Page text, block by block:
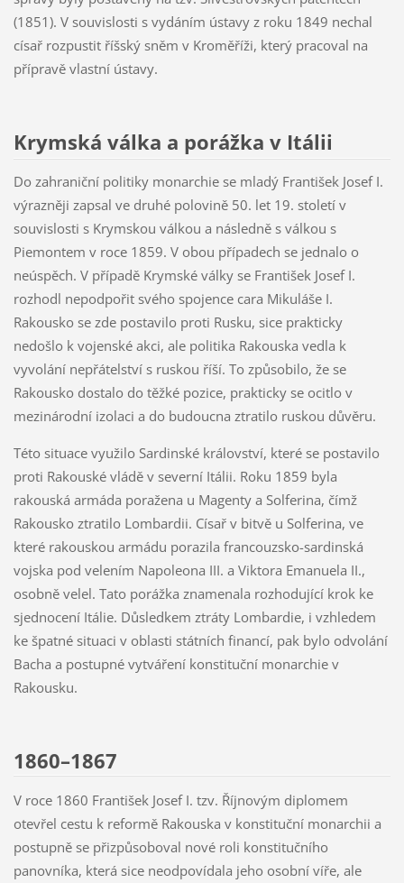
(1851). V souvislosti s vydáním ústavy z roku 1849 nechal
císař rozpustit říšský sněm v Kroměříži, který pracoval na
přípravě vlastní ústavy.
Krymská válka a porážka v Itálii
Do zahraniční politiky monarchie se mladý František Josef I.
výrazněji zapsal ve druhé polovině 50. let 19. století v
souvislosti s Krymskou válkou a následně s válkou s
Piemontem v roce 1859. V obou případech se jednalo o
neúspěch. V případě Krymské války se František Josef I.
rozhodl nepodpořit svého spojence cara Mikuláše I.
Rakousko se zde postavilo proti Rusku, sice prakticky
nedošlo k vojenské akci, ale politika Rakouska vedla k
vyvolání nepřátelství s ruskou říší. To způsobilo, že se
Rakousko dostalo do těžké pozice, prakticky se ocitlo v
mezinárodní izolaci a do budoucna ztratilo ruskou důvěru.
Této situace využilo Sardinské království, které se postavilo
proti Rakouské vládě v severní Itálii. Roku 1859 byla
rakouská armáda poražena u Magenty a Solferina, čímž
Rakousko ztratilo Lombardii. Císař v bitvě u Solferina, ve
které rakouskou armádu porazila francouzsko-sardinská
vojska pod velením Napoleona III. a Viktora Emanuela II.,
osobně velel. Tato porážka znamenala rozhodující krok ke
sjednocení Itálie. Důsledkem ztráty Lombardie, i vzhledem
ke špatné situaci v oblasti státních financí, pak bylo odvolání
Bacha a postupné vytváření konstituční monarchie v
Rakousku.
1860–1867
V roce 1860 František Josef I. tzv. Říjnovým diplomem
otevřel cestu k reformě Rakouska v konstituční monarchii a
postupně se přizpůsoboval nové roli konstitučního
panovníka, která sice neodpovídala jeho osobní víře, ale